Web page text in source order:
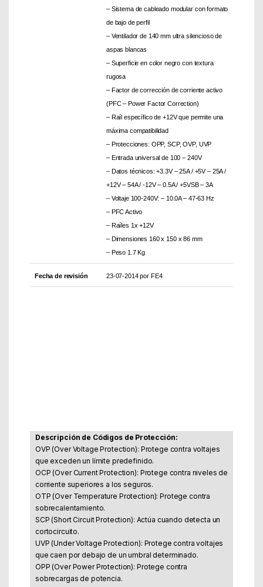
– Sistema de cableado modular con formato
de bajo de perfil
– Ventilador de 140 mm ultra silencioso de
aspas blancas
– Superficie en color negro con textura
rugosa
– Factor de corrección de corriente activo
(PFC – Power Factor Correction)
– Raíl específico de +12V que permite una
máxima compatibilidad
– Protecciones: OPP, SCP, OVP, UVP
– Entrada universal de 100 – 240V
– Datos técnicos: +3.3V – 25A / +5V – 25A /
+12V – 54A / -12V – 0.5A / +5VSB – 3A
– Voltaje 100-240V: – 10.0A – 47-63 Hz
– PFC Activo
– Raíles 1x +12V
– Dimensiones 160 x 150 x 86 mm
– Peso 1.7 Kg
Fecha de revisión 23-07-2014 por FE4
Descripción de Códigos de Protección:
OVP (Over Voltage Protection): Protege contra voltajes
que exceden un límite predefinido.
OCP (Over Current Protection): Protege contra niveles de
corriente superiores a los seguros.
OTP (Over Temperature Protection): Protege contra
sobrecalentamiento.
SCP (Short Circuit Protection): Actúa cuando detecta un
cortocircuito.
UVP (Under Voltage Protection): Protege contra voltajes
que caen por debajo de un umbral determinado.
OPP (Over Power Protection): Protege contra
sobrecargas de potencia.